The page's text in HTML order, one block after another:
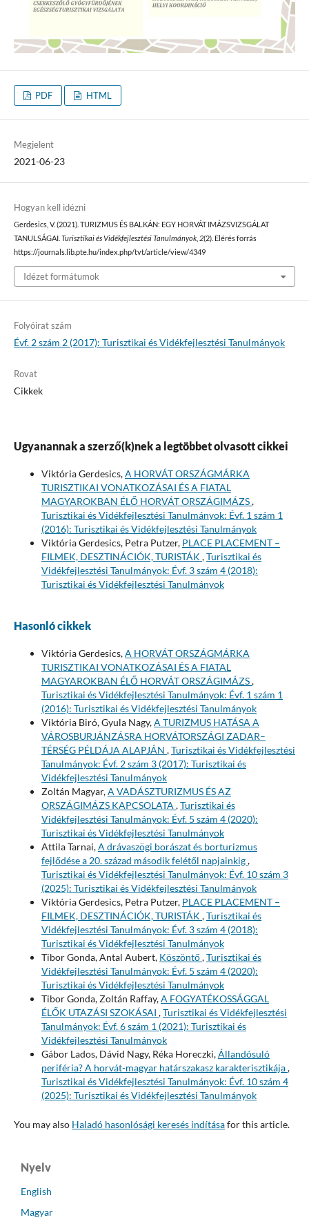
PDF HTML
Megjelent
2021-06-23
Hogyan kell idézni
Gerdesics, V. (2021). TURIZMUS ÉS BALKÁN: EGY HORVÁT IMÁZSVIZSGÁLAT
TANULSÁGAI. Turisztikai és Vidékfejlesztési Tanulmányok, 2(2). Elérés forrás
https://journals.lib.pte.hu/index.php/tvt/article/view/4349
Idézet formátumok
Folyóirat szám
Évf. 2 szám 2 (2017): Turisztikai és Vidékfejlesztési Tanulmányok
Rovat
Cikkek
Ugyanannak a szerző(k)nek a legtöbbet olvasott cikkei
Viktória Gerdesics,A HORVÁT ORSZÁGMÁRKA
TURISZTIKAI VONATKOZÁSAI ÉS A FIATAL
MAGYAROKBAN ÉLŐ HORVÁT ORSZÁGIMÁZS,
Turisztikai és Vidékfejlesztési Tanulmányok: Évf. 1 szám 1
(2016): Turisztikai és Vidékfejlesztési Tanulmányok
Viktória Gerdesics, Petra Putzer, PLACE PLACEMENT –
FILMEK, DESZTINÁCIÓK, TURISTÁK ,Turisztikai és
Vidékfejlesztési Tanulmányok: Évf. 3 szám 4 (2018):
Turisztikai és Vidékfejlesztési Tanulmányok
Hasonló cikkek
Viktória Gerdesics,A HORVÁT ORSZÁGMÁRKA
TURISZTIKAI VONATKOZÁSAI ÉS A FIATAL
MAGYAROKBAN ÉLŐ HORVÁT ORSZÁGIMÁZS,
Turisztikai és Vidékfejlesztési Tanulmányok: Évf. 1 szám 1
(2016): Turisztikai és Vidékfejlesztési Tanulmányok
Viktória Biró, Gyula Nagy,A TURIZMUS HATÁSA A
VÁROSBURJÁNZÁSRA HORVÁTORSZÁGI ZADAR–
TÉRSÉG PÉLDÁJA ALAPJÁN ,Turisztikai és Vidékfejlesztési
Tanulmányok: Évf. 2 szám 3 (2017): Turisztikai és
Vidékfejlesztési Tanulmányok
Zoltán Magyar,A VADÁSZTURIZMUS ÉS AZ
ORSZÁGIMÁZS KAPCSOLATA ,Turisztikai és
Vidékfejlesztési Tanulmányok: Évf. 5 szám 4 (2020):
Turisztikai és Vidékfejlesztési Tanulmányok
Attila Tarnai,A drávaszögi borászat és borturizmus
fejlődése a 20. század második felétől napjainkig,
Turisztikai és Vidékfejlesztési Tanulmányok: Évf. 10 szám 3
(2025): Turisztikai és Vidékfejlesztési Tanulmányok
Viktória Gerdesics, Petra Putzer, PLACE PLACEMENT –
FILMEK, DESZTINÁCIÓK, TURISTÁK ,Turisztikai és
Vidékfejlesztési Tanulmányok: Évf. 3 szám 4 (2018):
Turisztikai és Vidékfejlesztési Tanulmányok
Tibor Gonda, Antal Aubert, Köszöntő,Turisztikai és
Vidékfejlesztési Tanulmányok: Évf. 5 szám 4 (2020):
Turisztikai és Vidékfejlesztési Tanulmányok
Tibor Gonda, Zoltán Raffay,A FOGYATÉKOSSÁGGAL
ÉLŐK UTAZÁSI SZOKÁSAI ,Turisztikai és Vidékfejlesztési
Tanulmányok: Évf. 6 szám 1 (2021): Turisztikai és
Vidékfejlesztési Tanulmányok
Gábor Lados, Dávid Nagy, Réka Horeczki,Állandósuló
periféria? A horvát-magyar határszakasz karakterisztikája,
Turisztikai és Vidékfejlesztési Tanulmányok: Évf. 10 szám 4
(2025): Turisztikai és Vidékfejlesztési Tanulmányok
You may also Haladó hasonlósági keresés indításafor this article.
Nyelv
English
Magyar